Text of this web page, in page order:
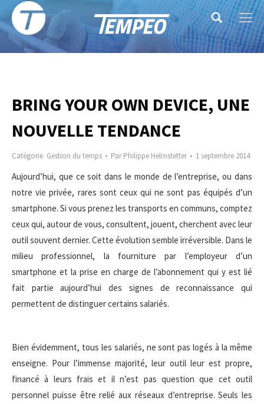
Search:
BRING YOUR OWN DEVICE, UNE
NOUVELLE TENDANCE
Catégorie Gestion du temps ParPhilippe Helmstetter 1 septembre 2014
Aujourd’hui, que ce soit dans le monde de l’entreprise, ou dans
notre vie privée, rares sont ceux qui ne sont pas équipés d’un
smartphone. Si vous prenez les transports en communs, comptez
ceux qui, autour de vous, consultent, jouent, cherchent avec leur
outil souvent dernier. Cette évolution semble irréversible. Dans le
milieu professionnel, la fourniture par l’employeur d’un
smartphone et la prise en charge de l’abonnement qui y est lié
fait partie aujourd’hui des signes de reconnaissance qui
permettent de distinguer certains salariés.
Bien évidemment, tous les salariés, ne sont pas logés à la même
enseigne. Pour l’immense majorité, leur outil leur est propre,
financé à leurs frais et il n’est pas question que cet outil
personnel puisse être relié aux réseaux d’entreprise. Seuls les